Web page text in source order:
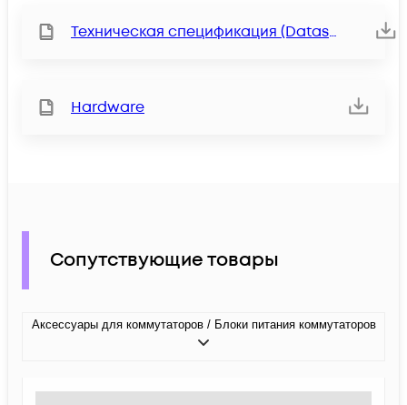
Техническая спецификация (Datasheet)
Hardware
Сопутствующие товары
Аксессуары для коммутаторов / Блоки питания коммутаторов